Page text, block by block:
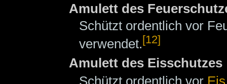
Amulett des
Schützt ordentlich vor
verwendet.[12]
Amulett des Eisschutzes
Schützt ordentlich vor Eis